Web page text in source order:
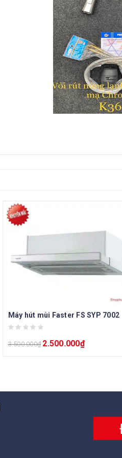
Máy hút mùi Faster FS SYP 7002
3.500.000₫ 2.500.000₫